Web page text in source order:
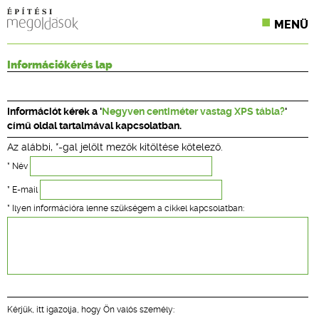
MENÜ
CPR TERMÉKKIÍRÁS
ÉPÍTÉSI JOG
ONLINE KÉPZÉSEK
TERVEZÉSI SEGÉDLETEK
Információkérés lap
Információt kérek a 'Negyven centiméter vastag XPS tábla?'
című oldal tartalmával kapcsolatban.
Az alábbi, *-gal jelölt mezők kitöltése kötelező.
* Név
* E-mail
* Ilyen információra lenne szükségem a cikkel kapcsolatban:
Kérjük, itt igazolja, hogy Ön valós személy: